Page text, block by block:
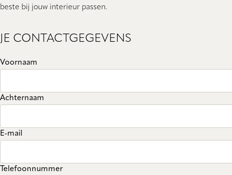
beste bij jouw interieur passen.
JE CONTACTGEGEVENS
Voornaam
Achternaam
E-mail
Telefoonnummer